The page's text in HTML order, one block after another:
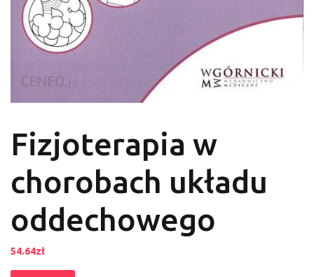
Fizjoterapia w
chorobach układu
oddechowego
54.64zł